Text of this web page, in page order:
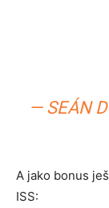
— SEÁN
A jako bonus
ISS: